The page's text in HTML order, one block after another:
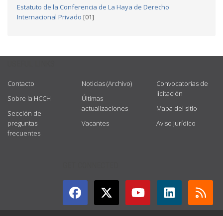
Estatuto de la Conferencia de La Haya de Derecho
Internacional Privado [01]
Contacto
Sobre la HCCH
Sección de
preguntas
frecuentes
Noticias (Archivo)
Últimas
actualizaciones
Vacantes
Convocatorias de
licitación
Mapa del sitio
Aviso jurídico